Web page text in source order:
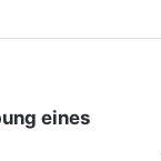
eines